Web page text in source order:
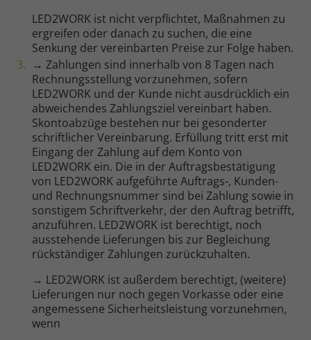
LED2WORK ist nicht verpflichtet, Maßnahmen zu
ergreifen oder danach zu suchen, die eine
Senkung der vereinbarten Preise zur Folge haben.
→ Zahlungen sind innerhalb von 8 Tagen nach
Rechnungsstellung vorzunehmen, sofern
LED2WORK und der Kunde nicht ausdrücklich ein
abweichendes Zahlungsziel vereinbart haben.
Skontoabzüge bestehen nur bei gesonderter
schriftlicher Vereinbarung. Erfüllung tritt erst mit
Eingang der Zahlung auf dem Konto von
LED2WORK ein. Die in der Auftragsbestätigung
von LED2WORK aufgeführte Auftrags-, Kunden-
und Rechnungsnummer sind bei Zahlung sowie in
sonstigem Schriftverkehr, der den Auftrag betrifft,
anzuführen. LED2WORK ist berechtigt, noch
ausstehende Lieferungen bis zur Begleichung
rückständiger Zahlungen zurückzuhalten.
→ LED2WORK ist außerdem berechtigt, (weitere)
Lieferungen nur noch gegen Vorkasse oder eine
angemessene Sicherheitsleistung vorzunehmen,
wenn